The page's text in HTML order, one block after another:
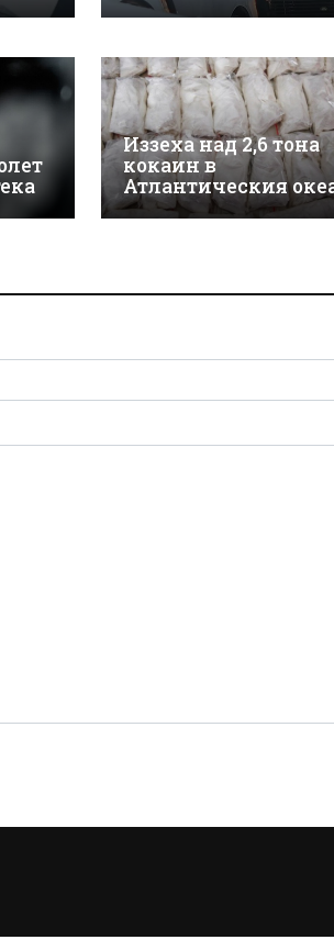
Иззеха над 2,6 тона
кокаин в
Атлантическия